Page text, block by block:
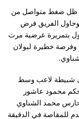
في ظل ضغط متواصل من
الفريق فرض
بتمريرة عرضية مرت
خطيرة لبولان
شبيطة لاعب وسط
محمود عاشور
محمد الشناوي
للمقاصة في الدقيقة